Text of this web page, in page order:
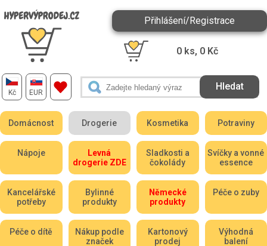
Kč EUR
Přihlášení/Registrace
0 ks, 0 Kč
Domácnost Drogerie Kosmetika Potraviny
Nápoje
Levná
drogerie ZDE
Sladkosti a
čokolády
Svíčky a vonné
essence
Kancelářské
potřeby
Bylinné
produkty
Německé
produkty
Péče o zuby
Péče o dítě
Nákup podle
značek
Kartonový
prodej
Výhodná
balení